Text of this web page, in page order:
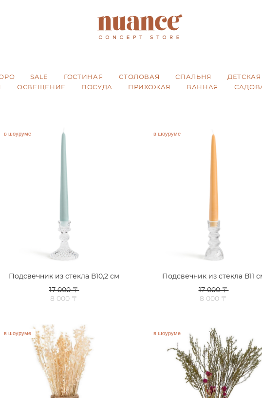
SALE ГОСТИНАЯ CТОЛОВАЯ CПАЛЬНЯ ДЕТСКАЯ
ОСВЕЩЕНИЕ ПОСУДА ПРИХОЖАЯ ВАННАЯ
в шоуруме
Подсвечник из стекла В10,2 см
17 000 〒
8 000 〒
в шоуруме
Подсвечник из стекла В11
17 000 〒
8 000 〒
в шоуруме в шоуруме